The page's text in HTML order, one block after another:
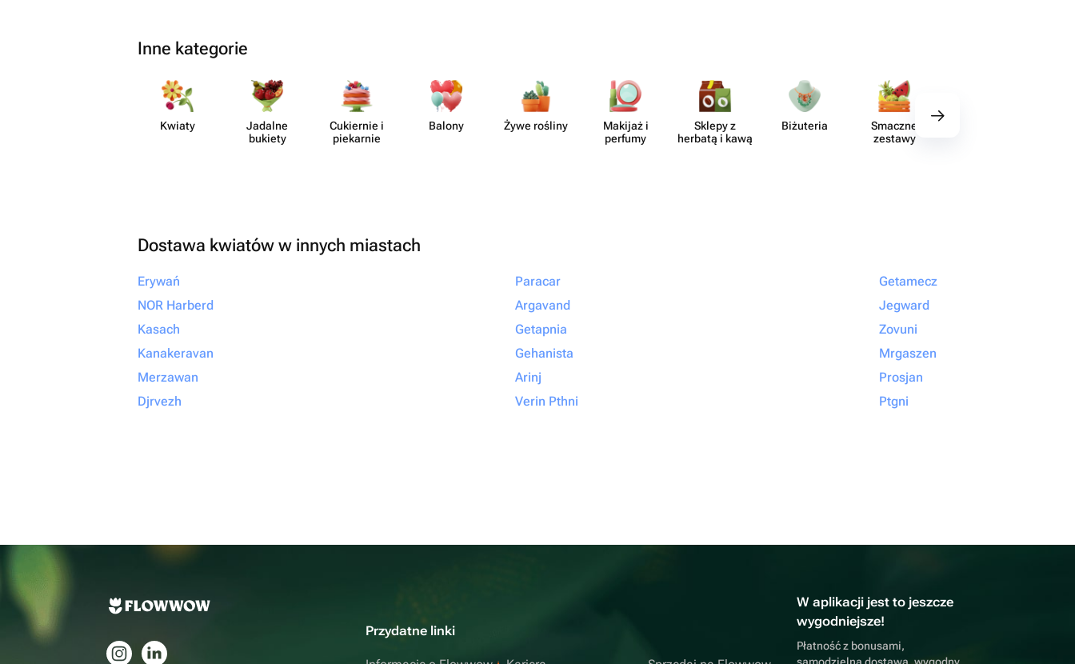
Inne kategorie
Kwiaty
Jadalne
bukiety
Cukiernie i
piekarnie
Balony Żywe rośliny
Makijaż i
perfumy
Sklepy z
herbatą i kawą
Biżuteria
Smaczne
zestawy
Dostawa kwiatów w innych miastach
Erywań
NOR Harberd
Kasach
Kanakeravan
Merzawan
Djrvezh
Paracar
Argavand
Getapnia
Gehanista
Arinj
Verin Pthni
Getamecz
Jegward
Zovuni
Mrgaszen
Prosjan
Ptgni
Przydatne linki
W aplikacji jest to jeszcze
wygodniejsze!
Płatność z bonusami,